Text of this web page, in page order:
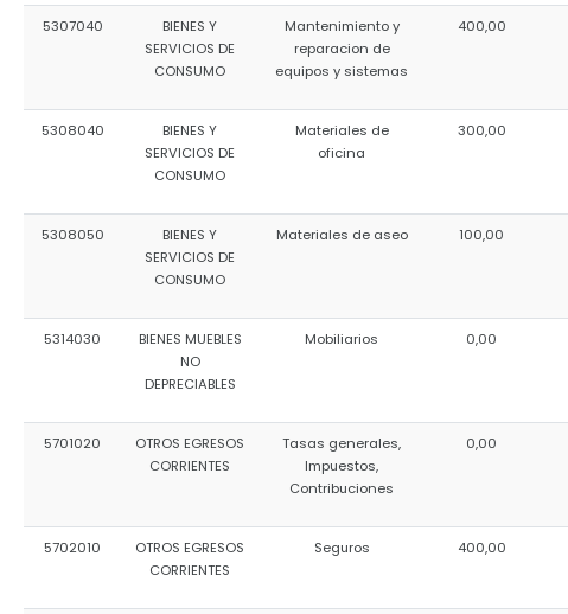
5307040
BIENES Y
SERVICIOS DE
CONSUMO
Mantenimiento y
reparacion de
equipos y sistemas
400,00
5308040
BIENES Y
SERVICIOS DE
CONSUMO
Materiales de
oficina
300,00
5308050
BIENES Y
SERVICIOS DE
CONSUMO
Materiales de aseo 100,00
5314030
BIENES MUEBLES
NO
DEPRECIABLES
Mobiliarios 0,00
5701020
OTROS EGRESOS
CORRIENTES
Tasas generales,
Impuestos,
Contribuciones
0,00
5702010
OTROS EGRESOS
CORRIENTES
Seguros 400,00